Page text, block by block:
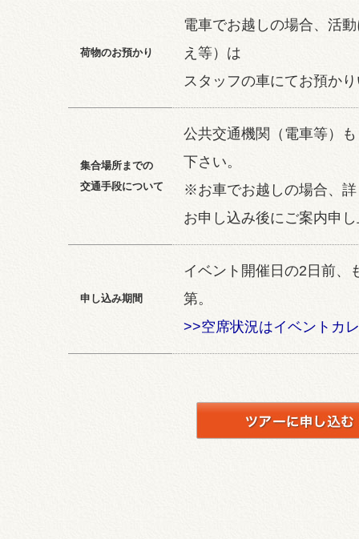
荷物のお預かり
電車でお越しの場合、活
え等）は
スタッフの車にてお預か
集合場所までの
交通手段について
公共交通機関（電車等）
下さい。
※お車でお越しの場合、
お申し込み後にご案内申
申し込み期間
イベント開催日の2日前、
第。
>>空席状況はイベントカ